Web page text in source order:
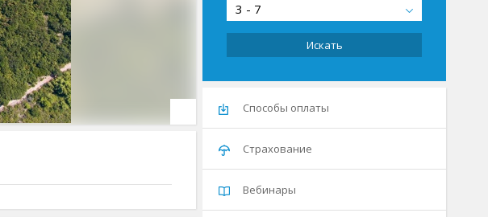
3 - 7
Искать
Способы оплаты
Страхование
Вебинары